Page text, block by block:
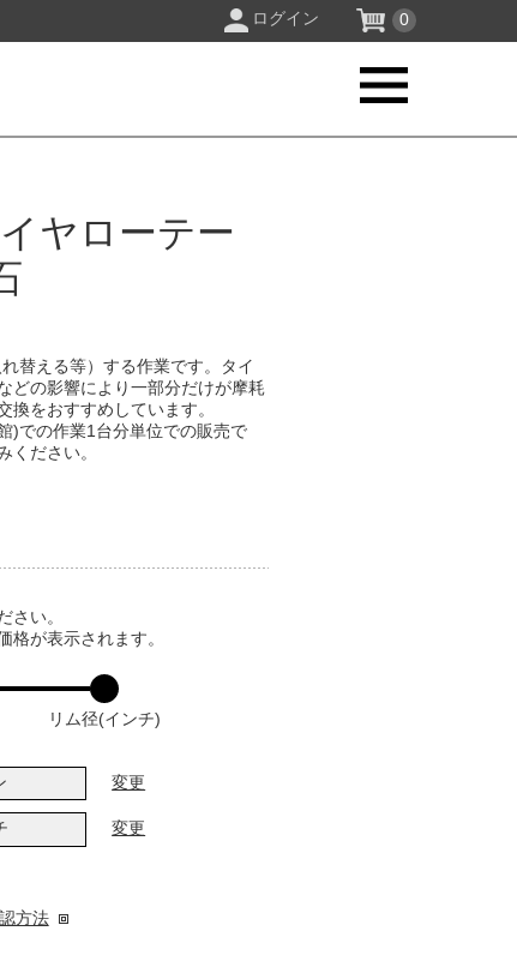
ログイン 0
ヤローテー
替える等）する作業です。タイ
どの影響により一部分だけが摩耗
換をおすすめしています。
)での作業1台分単位での販売で
ください。
さい。
格が表示されます。
リム径(インチ)
変更
変更
方法